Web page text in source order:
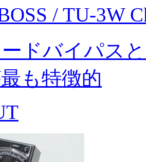
BOSS / TU-3W
ドバイパス
も特徴的